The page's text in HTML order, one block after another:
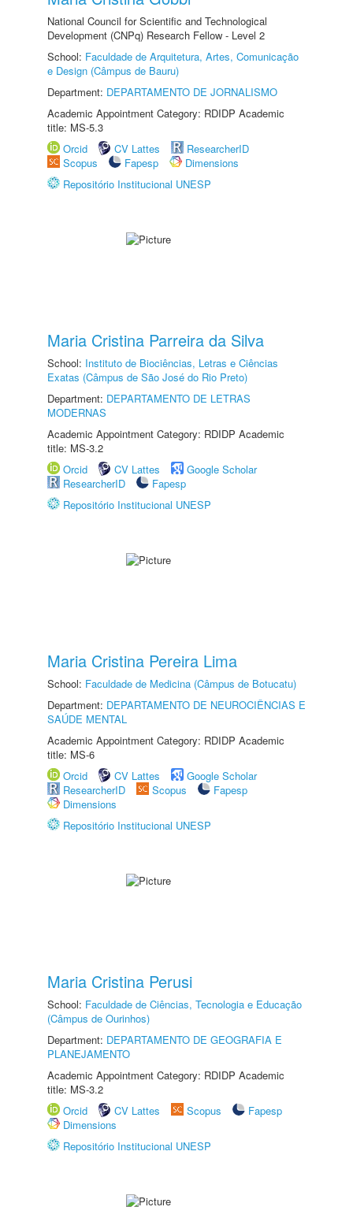
National Council for Scientific and Technological
Development (CNPq) Research Fellow - Level 2
School: Faculdade de Arquitetura, Artes, Comunicação
e Design (Câmpus de Bauru)
Department: DEPARTAMENTO DE JORNALISMO
Academic Appointment Category: RDIDP Academic
title: MS-5.3
Orcid
CV Lattes
ResearcherID
Scopus
Fapesp
Dimensions
Repositório Institucional UNESP
Maria Cristina Parreira da Silva
School: Instituto de Biociências, Letras e Ciências
Exatas (Câmpus de São José do Rio Preto)
Department: DEPARTAMENTO DE LETRAS
MODERNAS
Academic Appointment Category: RDIDP Academic
title: MS-3.2
Orcid
CV Lattes
Google Scholar
ResearcherID
Fapesp
Repositório Institucional UNESP
Maria Cristina Pereira Lima
School: Faculdade de Medicina (Câmpus de Botucatu)
Department: DEPARTAMENTO DE NEUROCIÊNCIAS E
SAÚDE MENTAL
Academic Appointment Category: RDIDP Academic
title: MS-6
Orcid
CV Lattes
Google Scholar
ResearcherID
Scopus
Fapesp
Dimensions
Repositório Institucional UNESP
Maria Cristina Perusi
School: Faculdade de Ciências, Tecnologia e Educação
(Câmpus de Ourinhos)
Department: DEPARTAMENTO DE GEOGRAFIA E
PLANEJAMENTO
Academic Appointment Category: RDIDP Academic
title: MS-3.2
Orcid
CV Lattes Scopus
Fapesp
Dimensions
Repositório Institucional UNESP